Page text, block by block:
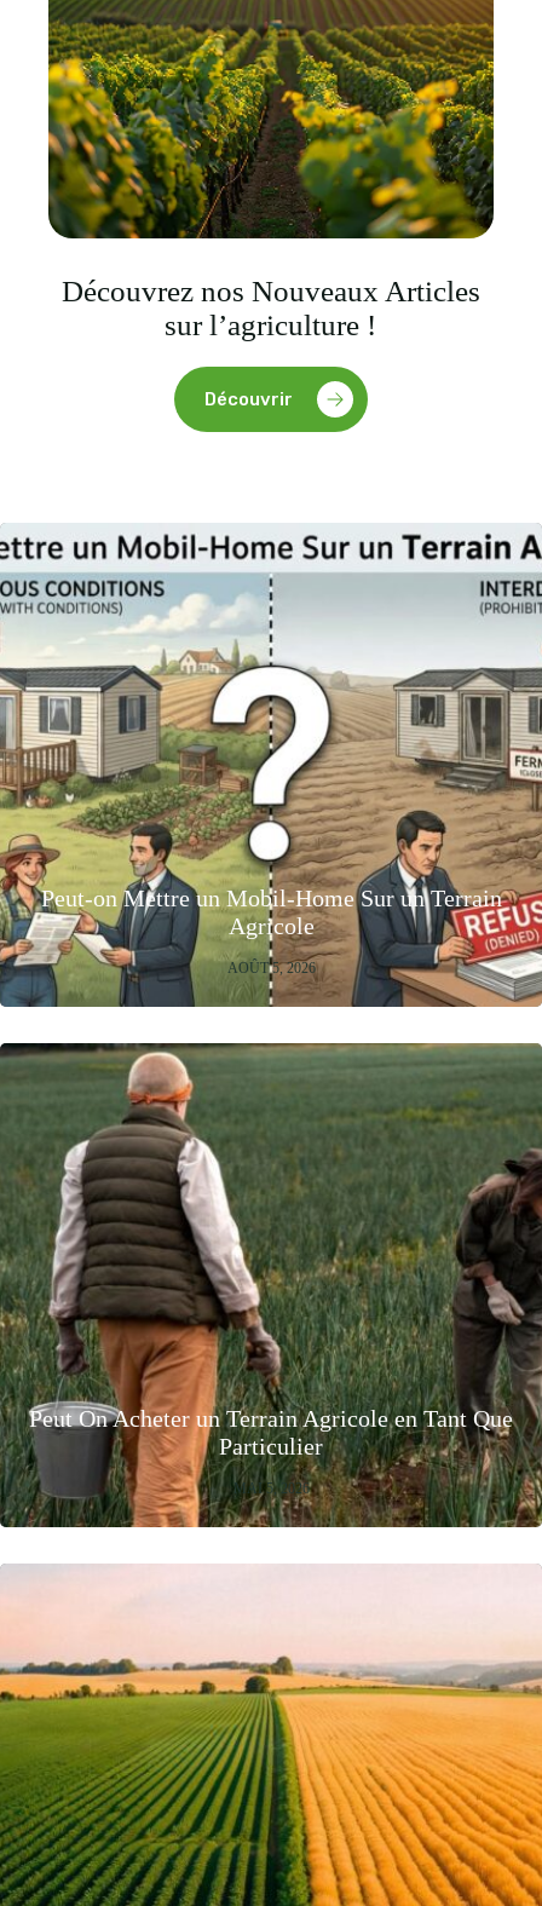
Découvrez nos Nouveaux Articles
sur l’agriculture !
Découvrir
Peut-on Mettre un Mobil-Home Sur un Terrain
Agricole
AOÛT 5, 2026
Peut On Acheter un Terrain Agricole en Tant Que
Particulier
MAI 5, 2026